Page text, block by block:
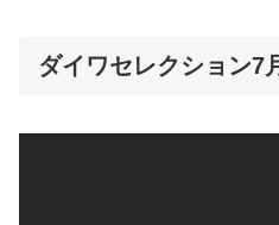
ダイワセレクション7